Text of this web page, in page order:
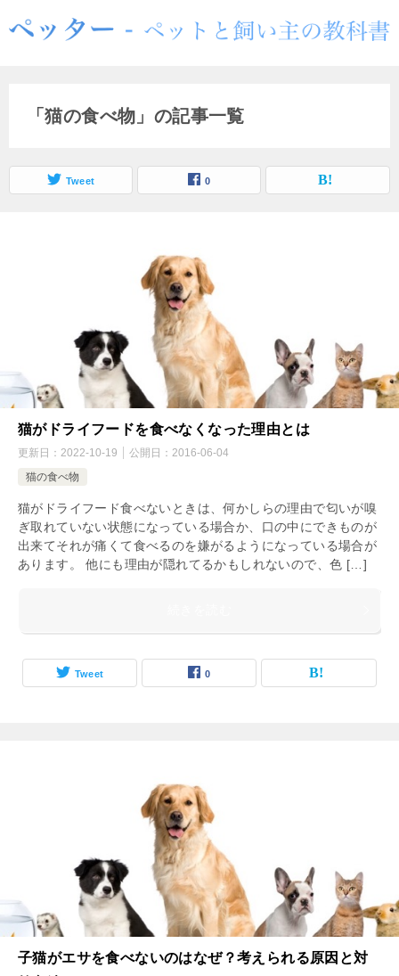
「猫の食べ物」の記事一覧
Tweet 0
猫がドライフードを食べなくなった理由とは
更新日： 2022-10-19 公開日： 2016-06-04
猫の食べ物
猫がドライフード食べないときは、何かしらの理由で匂いが嗅
ぎ取れていない状態になっている場合か、口の中にできものが
出来てそれが痛くて食べるのを嫌がるようになっている場合が
あります。 他にも理由が隠れてるかもしれないので、色 […]
Tweet 0
子猫がエサを食べないのはなぜ？考えられる原因と対